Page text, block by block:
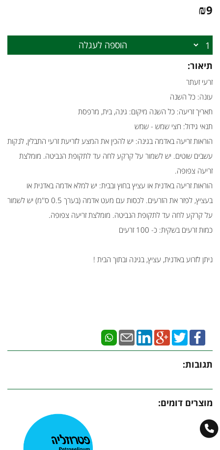
₪9
הוספה לעגלה
תיאור:
זרעי זעתר
עונה: כל השנה
תאריך זריעה: כל השנה מיקום: גינה, בית, מרפסת
תנאי גידול: חצי שמש - שמש
הוראות זריעה באדמה בגינה: יש להכין את המצע לזריעת זרעי התבלין, לנקות
עשבים שוטים. יש לשמור על קרקע לחה עד לתקופת הנביטה. מומלצת
זריעה צפופה.
הוראות זריעה באדנית או עציץ בחוץ ובבית: יש למלא אדמה באדנית או
בעציץ, לפזר את הזרעים. לכסות עם מעט אדמה (בערך 0.5 ס''מ) יש לשמור
על קרקע לחה עד לתקופת הנביטה. מומלצת זריעה צפופה.
כמות זרעים בשקית: כ- 100 זרעים
ניתן לזרוע באדנית, עציץ, בגינה ובתוך הבית !
תגובות:
מוצרים דומים: